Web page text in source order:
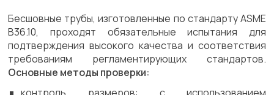
Бесшовные трубы, изготовленные по стандарту ASME
B36.10, проходят обязательные испытания для
подтверждения высокого качества и соответствия
требованиям регламентирующих стандартов.
Основные методы проверки: